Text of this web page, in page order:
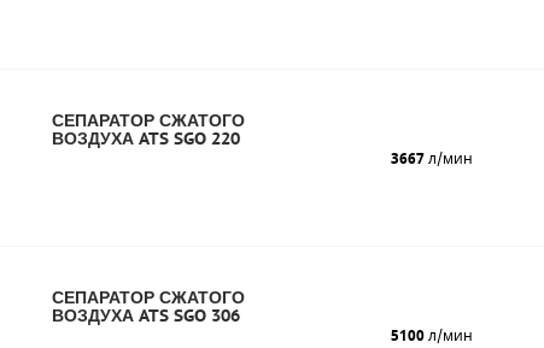
СЕПАРАТОР СЖАТОГО
ВОЗДУХА ATS SGO 220
3667л/мин
СЕПАРАТОР СЖАТОГО
ВОЗДУХА ATS SGO 306
5100л/мин